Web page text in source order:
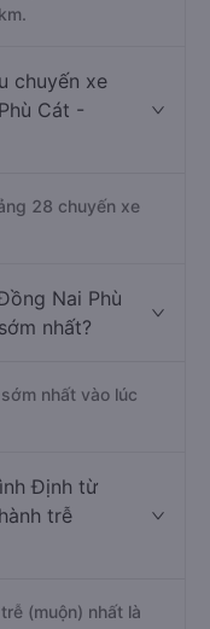
chuyến xe
Cát -
28 chuyến xe
Nai Phù
nhất?
nhất vào lúc
Định từ
trễ
(muộn) nhất là